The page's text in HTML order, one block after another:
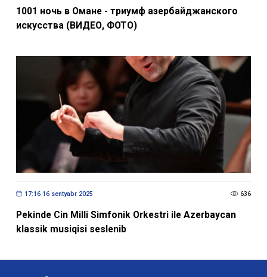
1001 ночь в Омане - триумф азербайджанского
искусства (ВИДЕО, ФОТО)
17:16 16 sentyabr 2025 636
Pekinde Cin Milli Simfonik Orkestri ile Azerbaycan
klassik musiqisi seslenib